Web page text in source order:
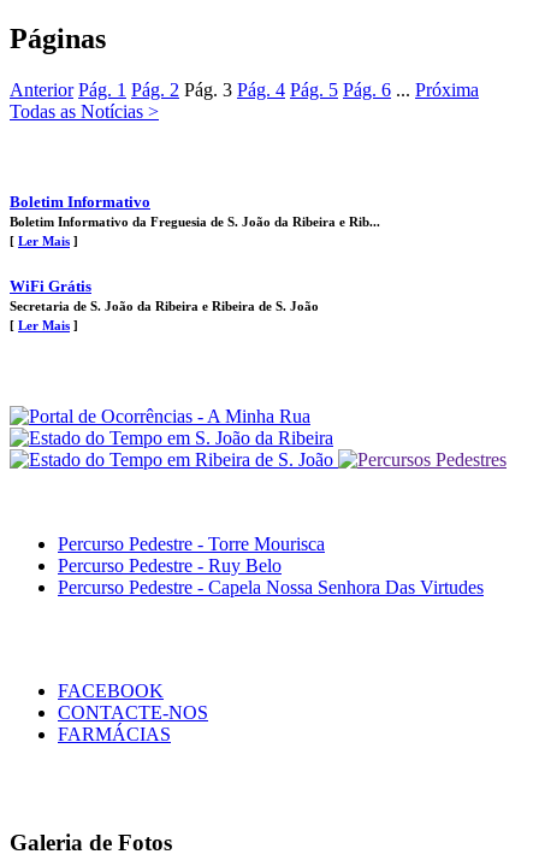
Páginas
Anterior Pág. 1 Pág. 2 Pág. 3 Pág. 4 Pág. 5 Pág. 6 ... Próxima
Todas as Notícias >
Boletim Informativo
Boletim Informativo da Freguesia de S. João da Ribeira e Rib...
[ Ler Mais ]
WiFi Grátis
Secretaria de S. João da Ribeira e Ribeira de S. João
[ Ler Mais ]
Percurso Pedestre - Torre Mourisca
Percurso Pedestre - Ruy Belo
Percurso Pedestre - Capela Nossa Senhora Das Virtudes
FACEBOOK
CONTACTE-NOS
FARMÁCIAS
Galeria de Fotos